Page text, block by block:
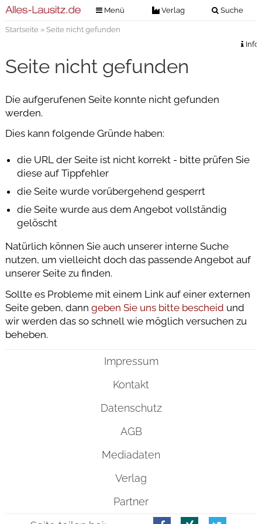
Menü Verlag Suche
Verlag
Kontakt
Nachrichten
Veranstaltungstickets
Anzeigenannahme
Startseite» Seite nicht gefunden
Info
Seite nicht gefunden
Die aufgerufenen Seite konnte nicht gefunden
werden.
Dies kann folgende Gründe haben:
die URL der Seite ist nicht korrekt - bitte prüfen Sie
diese auf Tippfehler
die Seite wurde vorübergehend gesperrt
die Seite wurde aus dem Angebot vollständig
gelöscht
Natürlich können Sie auch unserer interne Suche
nutzen, um vielleicht doch das passende Angebot auf
unserer Seite zu finden.
Sollte es Probleme mit einem Link auf einer externen
Seite geben, dann geben Sie uns bitte bescheid und
wir werden das so schnell wie möglich versuchen zu
beheben.
Impressum
Kontakt
Datenschutz
AGB
Mediadaten
Verlag
Partner